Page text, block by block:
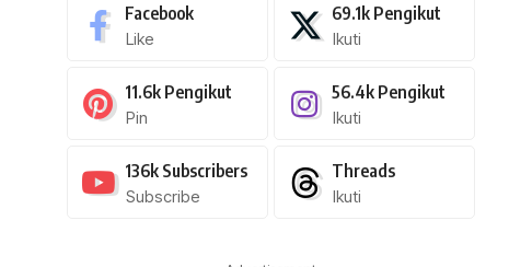
Facebook
Like
69.1k Pengikut
Ikuti
11.6k Pengikut
Pin
56.4k Pengikut
Ikuti
136k Subscribers
Subscribe
Threads
Ikuti